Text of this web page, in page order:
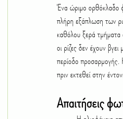
Ένα ώριμο ορθόκλαδο
πλήρη εξάπλωση των
καθόλου ξερά τμήματα
οι ρίζες δεν έχουν
περίοδο
πριν εκτεθεί στην
Απαιτήσεις